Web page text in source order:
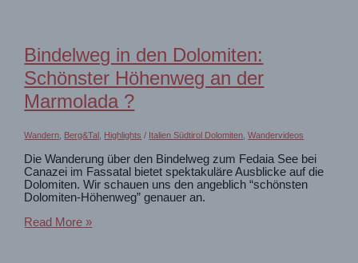
Monte
Tinnari
nach
Costa
Paradiso
und
Cala
Cossi
Bindelweg in den Dolomiten:
Schönster Höhenweg an der
Marmolada ?
Wandern Berg&Tal Highlights / Italien Südtirol Dolomiten ,Wandervideos
Die Wanderung über den Bindelweg zum Fedaia See bei
Canazei im Fassatal bietet spektakuläre Ausblicke auf die
Dolomiten. Wir schauen uns den angeblich “schönsten
Dolomiten-Höhenweg” genauer an.
Bindelweg
Read More »